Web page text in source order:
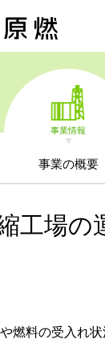
事業情報
事業の概要
工場の
燃料の受入れ